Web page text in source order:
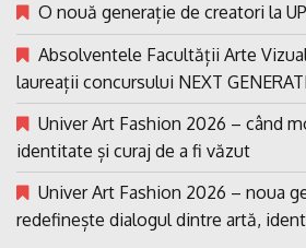
O nouă generație de creatori la
Absolventele Facultății Arte
laureații concursului NEXT
Univer Art Fashion 2026 – când
identitate și curaj de a fi văzut
Univer Art Fashion 2026 – noua
redefinește dialogul dintre artă,